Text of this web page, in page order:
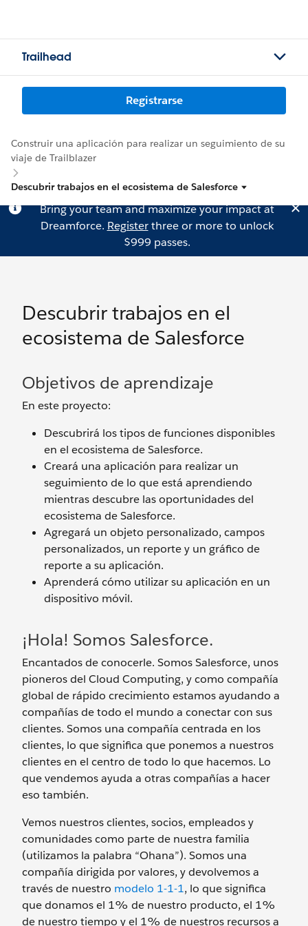
Trailhead
Registrarse
Construir una aplicación para realizar un seguimiento de su
viaje de Trailblazer
Descubrir trabajos en el ecosistema de Salesforce
Bring your team and maximize your impact at
Dreamforce. Registerthree or more to unlock
$999 passes.
Descubrir trabajos en el
ecosistema de Salesforce
Objetivos de aprendizaje
En este proyecto:
Descubrirá los tipos de funciones disponibles
en el ecosistema de Salesforce.
Creará una aplicación para realizar un
seguimiento de lo que está aprendiendo
mientras descubre las oportunidades del
ecosistema de Salesforce.
Agregará un objeto personalizado, campos
personalizados, un reporte y un gráfico de
reporte a su aplicación.
Aprenderá cómo utilizar su aplicación en un
dispositivo móvil.
¡Hola! Somos Salesforce.
Encantados de conocerle. Somos Salesforce, unos
pioneros del Cloud Computing, y como compañía
global de rápido crecimiento estamos ayudando a
compañías de todo el mundo a conectar con sus
clientes. Somos una compañía centrada en los
clientes, lo que significa que ponemos a nuestros
clientes en el centro de todo lo que hacemos. Lo
que vendemos ayuda a otras compañías a hacer
eso también.
Vemos nuestros clientes, socios, empleados y
comunidades como parte de nuestra familia
(utilizamos la palabra “Ohana”). Somos una
compañía dirigida por valores, y devolvemos a
través de nuestro modelo 1-1-1, lo que significa
que donamos el 1% de nuestro producto, el 1%
de nuestro tiempo y el 1% de nuestros recursos a